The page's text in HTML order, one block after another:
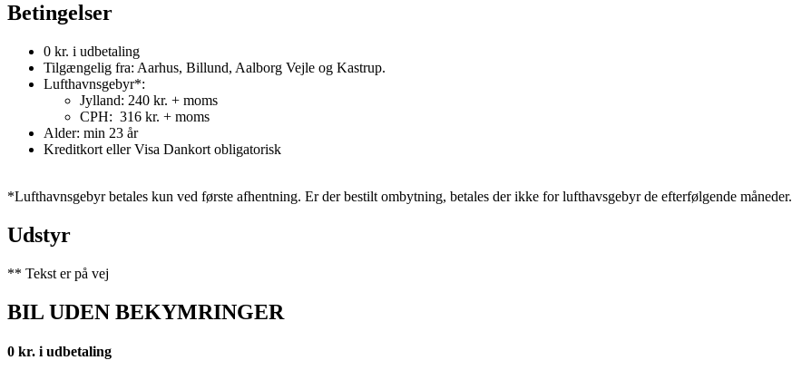
Betingelser
0 kr. i udbetaling
Tilgængelig fra: Aarhus, Billund, Aalborg Vejle og Kastrup.
Lufthavnsgebyr*:
Jylland: 240 kr. + moms
CPH: 316 kr. + moms
Alder: min 23 år
Kreditkort eller Visa Dankort obligatorisk
*Lufthavnsgebyr betales kun ved første afhentning. Er der bestilt ombytning, betales der ikke for lufthavsgebyr de efterfølgende måneder.
Udstyr
** Tekst er på vej
BIL UDEN BEKYMRINGER
0 kr. i udbetaling